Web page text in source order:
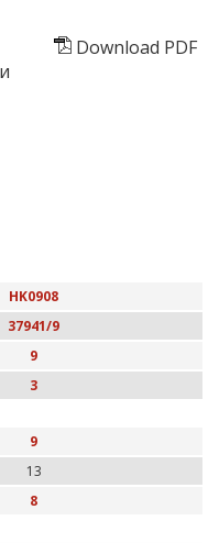
Download PDF
HK0908
37941/9
9
3
9
13
8